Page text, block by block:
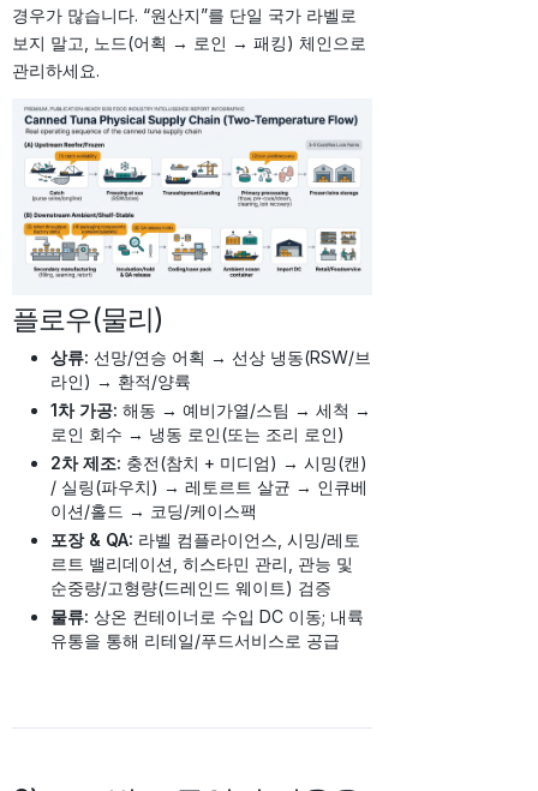
경우가 많습니다. “원산지”를 단일 국가 라벨로
보지 말고, 노드(어획 → 로인 → 패킹) 체인으로
관리하세요.
플로우(물리)
상류: 선망/연승 어획 → 선상 냉동(RSW/브
라인) → 환적/양륙
1차 가공: 해동 → 예비가열/스팀 → 세척 →
로인 회수 → 냉동 로인(또는 조리 로인)
2차 제조: 충전(참치 + 미디엄) → 시밍(캔)
/ 실링(파우치) → 레토르트 살균 → 인큐베
이션/홀드 → 코딩/케이스팩
포장 & QA: 라벨 컴플라이언스, 시밍/레토
르트 밸리데이션, 히스타민 관리, 관능 및
순중량/고형량(드레인드 웨이트) 검증
물류: 상온 컨테이너로 수입 DC 이동; 내륙
유통을 통해 리테일/푸드서비스로 공급